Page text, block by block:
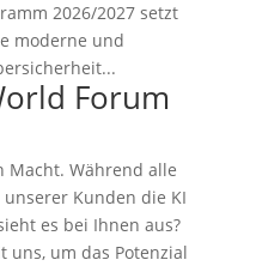
2026/2027 setzt
moderne und
Forum
Macht. Während alle
Kunden die KI
es bei Ihnen aus?
uns, um das Potenzial